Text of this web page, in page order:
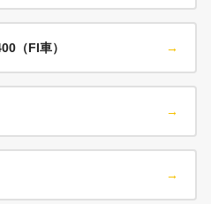
（FI車） →
→
→